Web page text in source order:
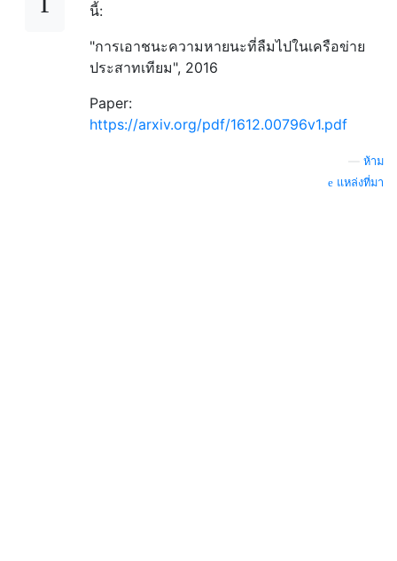
นี้:
"การเอาชนะความหายนะที่ลืมไปในเครือข่าย
ประสาทเทียม", 2016
Paper:
https://arxiv.org/pdf/1612.00796v1.pdf
ห้าม
แหล่งที่มา